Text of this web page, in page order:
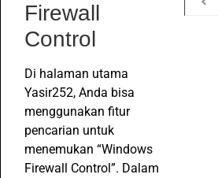
Firewall
Control
Di halaman utama
Yasir252, Anda bisa
menggunakan fitur
pencarian untuk
menemukan “Windows
Firewall Control”. Dalam